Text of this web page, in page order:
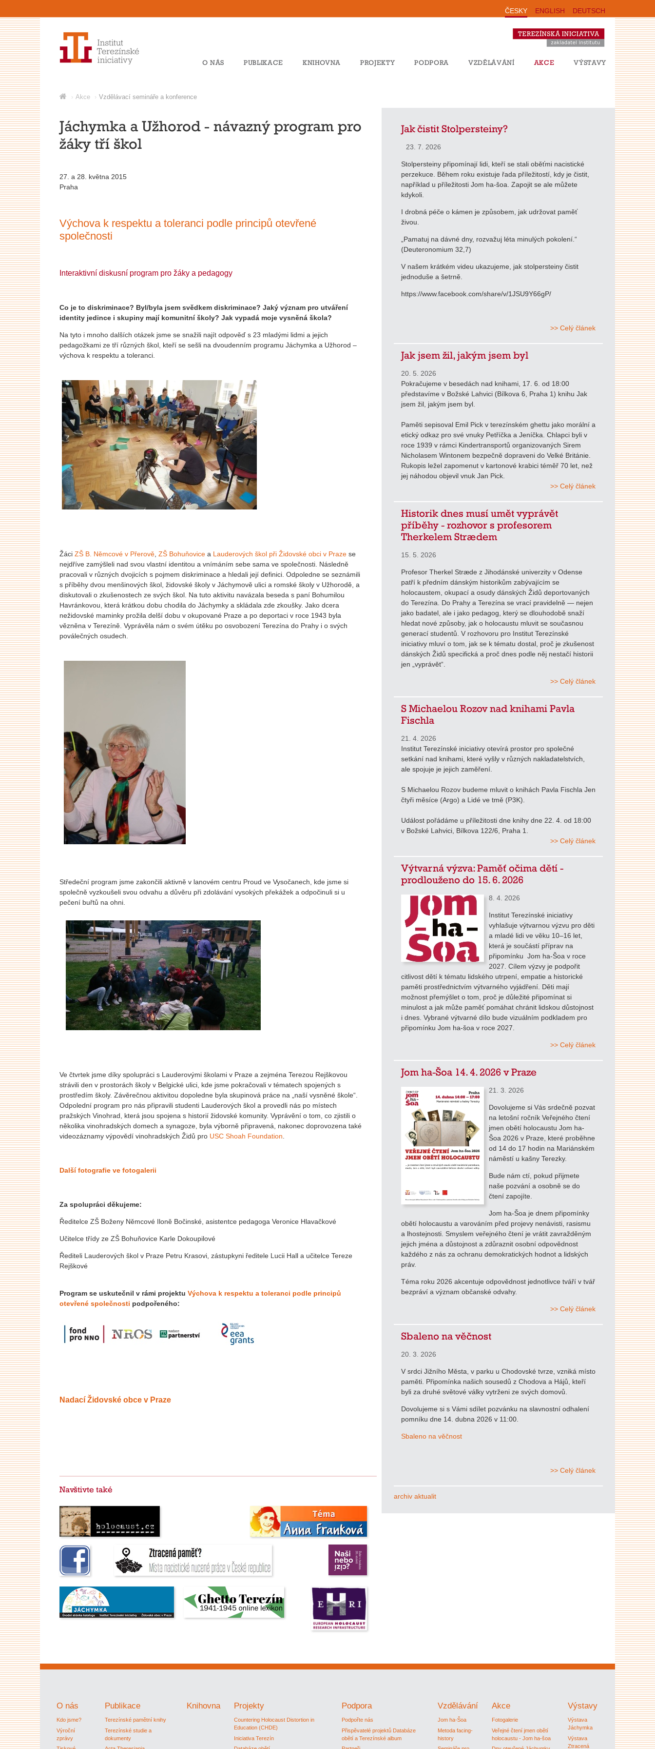
O NÁS PUBLIKACE KNIHOVNA PROJEKTY PODPORA VZDĚLÁVÁNÍ AKCE VÝSTAVY
ČESKY ENGLISH DEUTSCH
Akce Vzdělávací semináře a konference
Jáchymka a Užhorod - návazný program pro
žáky tří škol
27. a 28. května 2015
Praha
Výchova k respektu a toleranci podle principů otevřené
společnosti
Interaktivní diskusní program pro žáky a pedagogy
Co je to diskriminace? Byl/byla jsem svědkem diskriminace? Jaký význam pro utváření
identity jedince i skupiny mají komunitní školy? Jak vypadá moje vysněná škola?
Na tyto i mnoho dalších otázek jsme se snažili najít odpověď s 23 mladými lidmi a jejich
pedagožkami ze tří různých škol, kteří se sešli na dvoudenním programu Jáchymka a Užhorod –
výchova k respektu a toleranci.
Žáci ZŠ B. Němcové v Přerově ZŠ Bohuňovice a Lauderových škol při Židovské obci v Praze se
nejdříve zamýšleli nad svou vlastní identitou a vnímáním sebe sama ve společnosti. Následně
pracovali v různých dvojicích s pojmem diskriminace a hledali její definici. Odpoledne se seznámili
s příběhy dvou menšinových škol, židovské školy v Jáchymově ulici a romské školy v Užhorodě, a
diskutovali o zkušenostech ze svých škol. Na tuto aktivitu navázala beseda s paní Bohumilou
Havránkovou, která krátkou dobu chodila do Jáchymky a skládala zde zkoušky. Jako dcera
nežidovské maminky prožila delší dobu v okupované Praze a po deportaci v roce 1943 byla
vězněna v Terezíně. Vyprávěla nám o svém útěku po osvobození Terezína do Prahy i o svých
poválečných osudech.
Středeční program jsme zakončili aktivně v lanovém centru Proud ve Vysočanech, kde jsme si
společně vyzkoušeli svou odvahu a důvěru při zdolávání vysokých překážek a odpočinuli si u
pečení buřtů na ohni.
Ve čtvrtek jsme díky spolupráci s Lauderovými školami v Praze a zejména Terezou Rejškovou
strávili den v prostorách školy v Belgické ulici, kde jsme pokračovali v tématech spojených s
prostředím školy. Závěrečnou aktivitou dopoledne byla skupinová práce na „naší vysněné škole“.
Odpolední program pro nás připravili studenti Lauderových škol a provedli nás po místech
pražských Vinohrad, která jsou spojena s historií židovské komunity. Vyprávění o tom, co zjistili o
několika vinohradských domech a synagoze, byla výborně připravená, nakonec doprovozena také
videozáznamy výpovědí vinohradských Židů pro USC Shoah Foundation
Další fotografie ve fotogalerii
Za spolupráci děkujeme:
Ředitelce ZŠ Boženy Němcové Iloně Bočinské, asistentce pedagoga Veronice Hlavačkové
Učitelce třídy ze ZŠ Bohuňovice Karle Dokoupilové
Řediteli Lauderových škol v Praze Petru Krasovi, zástupkyni ředitele Lucii Hall a učitelce Tereze
Rejškové
Program se uskutečnil v rámi projektu Výchova k respektu a toleranci podle principů
otevřené společnosti podpořeného:
Nadací Židovské obce v Praze
Navštivte také
Jak čistit Stolpersteiny?
23. 7. 2026
Stolpersteiny připomínají lidi, kteří se stali oběťmi nacistické
perzekuce. Během roku existuje řada příležitostí, kdy je čistit,
například u příležitosti Jom ha-šoa. Zapojit se ale můžete
kdykoli.
I drobná péče o kámen je způsobem, jak udržovat paměť
živou.
„Pamatuj na dávné dny, rozvažuj léta minulých pokolení.“
(Deuteronomium 32,7)
V našem krátkém videu ukazujeme, jak stolpersteiny čistit
jednoduše a šetrně.
https://www.facebook.com/share/v/1JSU9Y66gP/
>> Celý článek
Jak jsem žil, jakým jsem byl
20. 5. 2026
Pokračujeme v besedách nad knihami, 17. 6. od 18:00
představíme v Božské Lahvici (Bílkova 6, Praha 1) knihu Jak
jsem žil, jakým jsem byl.
Paměti sepisoval Emil Pick v terezínském ghettu jako morální a
etický odkaz pro své vnuky Petříčka a Jeníčka. Chlapci byli v
roce 1939 v rámci Kindertransportů organizovaných Sirem
Nicholasem Wintonem bezpečně dopraveni do Velké Británie.
Rukopis ležel zapomenut v kartonové krabici téměř 70 let, než
jej náhodou objevil vnuk Jan Pick.
>> Celý článek
Historik dnes musí umět vyprávět
příběhy - rozhovor s profesorem
Therkelem Strædem
15. 5. 2026
Profesor Therkel Stræde z Jihodánské univerzity v Odense
patří k předním dánským historikům zabývajícím se
holocaustem, okupací a osudy dánských Židů deportovaných
do Terezína. Do Prahy a Terezína se vrací pravidelně — nejen
jako badatel, ale i jako pedagog, který se dlouhodobě snaží
hledat nové způsoby, jak o holocaustu mluvit se současnou
generací studentů. V rozhovoru pro Institut Terezínské
iniciativy mluví o tom, jak se k tématu dostal, proč je zkušenost
dánských Židů specifická a proč dnes podle něj nestačí historii
jen „vyprávět“.
>> Celý článek
S Michaelou Rozov nad knihami Pavla
Fischla
21. 4. 2026
Institut Terezínské iniciativy otevírá prostor pro společné
setkání nad knihami, které vyšly v různých nakladatelstvích,
ale spojuje je jejich zaměření.
S Michaelou Rozov budeme mluvit o knihách Pavla Fischla Jen
čtyři měsíce (Argo) a Lidé ve tmě (P3K).
Událost pořádáme u příležitosti dne knihy dne 22. 4. od 18:00
v Božské Lahvici, Bílkova 122/6, Praha 1.
>> Celý článek
Výtvarná výzva: Paměť očima dětí -
prodlouženo do 15. 6. 2026
8. 4. 2026
Institut Terezínské iniciativy
vyhlašuje výtvarnou výzvu pro děti
a mladé lidi ve věku 10–16 let,
která je součástí příprav na
připomínku Jom ha-Šoa v roce
2027. Cílem výzvy je podpořit
citlivost dětí k tématu lidského utrpení, empatie a historické
paměti prostřednictvím výtvarného vyjádření. Děti mají
možnost přemýšlet o tom, proč je důležité připomínat si
minulost a jak může paměť pomáhat chránit lidskou důstojnost
i dnes. Vybrané výtvarné dílo bude vizuálním podkladem pro
připomínku Jom ha-šoa v roce 2027.
>> Celý článek
Jom ha-Šoa 14. 4. 2026 v Praze
21. 3. 2026
Dovolujeme si Vás srdečně pozvat
na letošní ročník Veřejného čtení
jmen obětí holocaustu Jom ha-
Šoa 2026 v Praze, které proběhne
od 14 do 17 hodin na Mariánském
náměstí u kašny Terezky.
Bude nám ctí, pokud přijmete
naše pozvání a osobně se do
čtení zapojíte.
Jom ha-Šoa je dnem připomínky
obětí holocaustu a varováním před projevy nenávisti, rasismu
a lhostejnosti. Smyslem veřejného čtení je vrátit zavražděným
jejich jména a důstojnost a zdůraznit osobní odpovědnost
každého z nás za ochranu demokratických hodnot a lidských
práv.
Téma roku 2026 akcentuje odpovědnost jednotlivce tváří v tvář
bezpráví a význam občanské odvahy.
>> Celý článek
Sbaleno na věčnost
20. 3. 2026
V srdci Jižního Města, v parku u Chodovské tvrze, vzniká místo
paměti. Připomínka našich sousedů z Chodova a Hájů, kteří
byli za druhé světové války vytrženi ze svých domovů.
Dovolujeme si s Vámi sdílet pozvánku na slavnostní odhalení
pomníku dne 14. dubna 2026 v 11:00.
Sbaleno na věčnost
>> Celý článek
archiv aktualit
O nás
Kdo jsme?
Výroční
zprávy
Publikace
Terezínské pamětní knihy
Terezínské studie a
dokumenty
Knihovna Projekty
Countering Holocaust Distortion in
Education (CHDE)
Iniciativa Terezín
Podpora
Podpořte nás
Přispěvatelé projektů Databáze
obětí a Terezínské album
Vzdělávání
Jom ha-Šoa
Metoda facing-
history
Akce
Fotogalerie
Veřejné čtení jmen obětí
holocaustu - Jom ha-šoa
Výstavy
Výstava
Jáchymka
Výstava
Ztracená